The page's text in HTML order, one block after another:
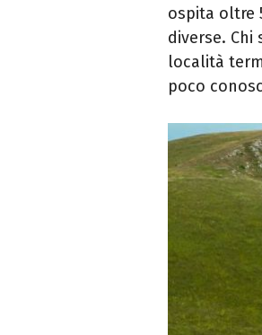
ospita oltre
diverse.
località
poco